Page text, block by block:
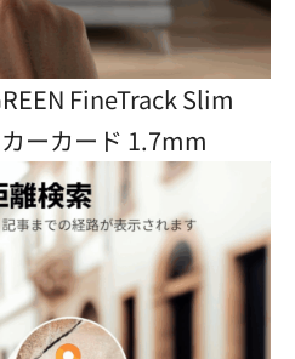
FineTrack Slim
ーカード 1.7mm